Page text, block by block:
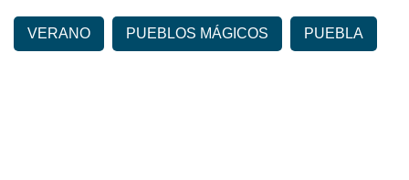
VERANO PUEBLOS MÁGICOS PUEBLA